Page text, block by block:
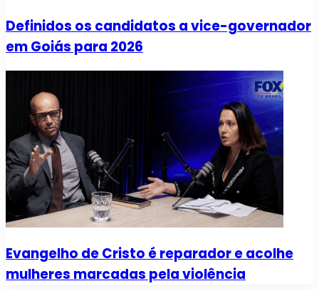
Definidos os candidatos a vice-governador
em Goiás para 2026
Evangelho de Cristo é reparador e acolhe
mulheres marcadas pela violência